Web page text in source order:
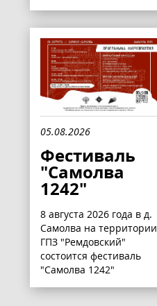
05.08.2026
Фестиваль
"Самолва
1242"
8 августа 2026 года в д.
Самолва на территории
ГПЗ "Ремдовский"
состоится фестиваль
"Самолва 1242"